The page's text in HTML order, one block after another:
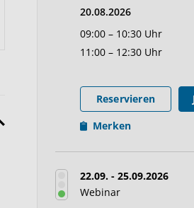
20.08.2026
09:00 – 10:30 Uhr
11:00 – 12:30 Uhr
Reservieren
Merken
22.09. - 25.09.2026
Webinar